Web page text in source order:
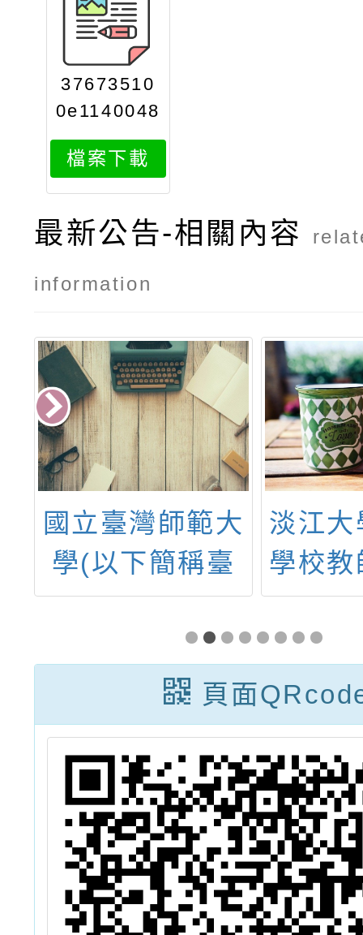
37673510
0e1140048
751attach
1
檔案下載
最新公告-相關內容
information
國立臺灣師範大
學(以下簡稱臺
師大)數學教育
中心於114年4
月17日舉辦「數
位差異化教學線
上增能工作坊」
淡江
學校
長學
頁面